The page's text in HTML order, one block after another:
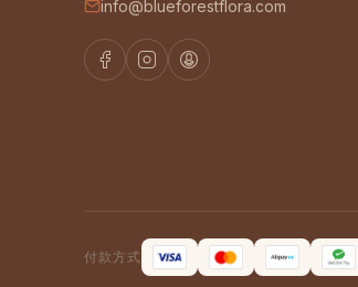
info@blueforestflora.com
付款方式